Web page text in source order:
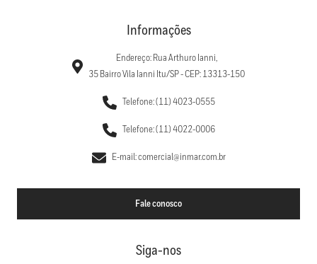
Informações
Endereço: Rua Arthuro Ianni,
35 Bairro Vila Ianni Itu/SP - CEP: 13313-150
Telefone: (11) 4023-0555
Telefone: (11) 4022-0006
E-mail: comercial@inmar.com.br
Fale conosco
Siga-nos